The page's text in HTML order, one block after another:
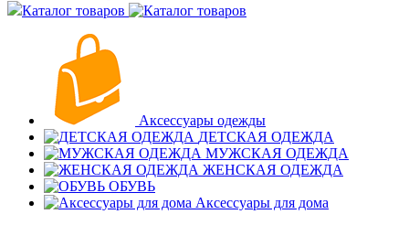
Каталог товаров
Аксессуары одежды
ДЕТСКАЯ ОДЕЖДА
МУЖСКАЯ ОДЕЖДА
ЖЕНСКАЯ ОДЕЖДА
ОБУВЬ
Аксессуары для дома